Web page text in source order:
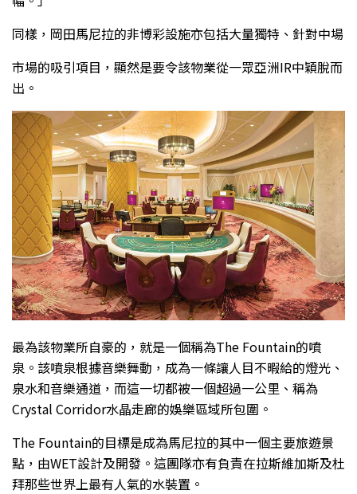
同樣，岡田馬尼拉的非博彩設施亦包括大量獨特、針對中場
市場的吸引項目，顯然是要令該物業從一眾亞洲IR中穎脫而
出。
最為該物業所自豪的，就是一個稱為The Fountain的噴
泉。該噴泉根據音樂舞動，成為一條讓人目不暇給的燈光、
泉水和音樂通道，而這一切都被一個超過一公里、稱為
Crystal Corridor水晶走廊的娛樂區域所包圍。
The Fountain的目標是成為馬尼拉的其中一個主要旅遊景
點，由WET設計及開發。這團隊亦有負責在拉斯維加斯及杜
拜那些世界上最有人氣的水裝置。